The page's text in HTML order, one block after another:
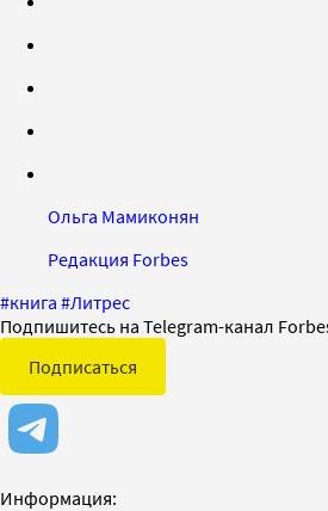
Ольга Мамиконян
Редакция Forbes
#книга #Литрес
Подпишитесь на Telegram-канал
Подписаться
Информация: